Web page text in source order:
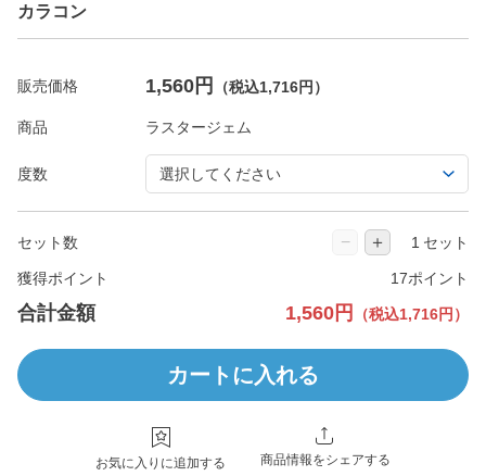
カラコン
販売価格 1,560円 （税込1,716円）
商品
度数
セット数 − ＋ セット
獲得ポイント 17ポイント
合計金額 1,560円 （税込1,716円）
カートに入れる
お気に入りに追加する 商品情報をシェアする